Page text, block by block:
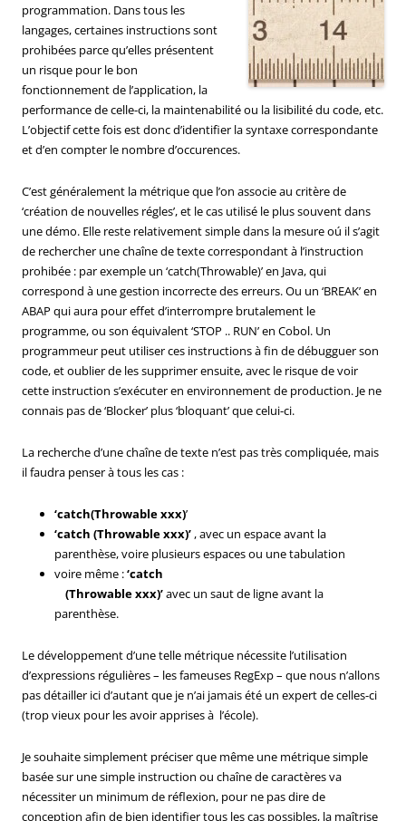
programmation. Dans tous les
langages, certaines instructions sont
prohibées parce qu’elles présentent
un risque pour le bon
fonctionnement de l’application, la
performance de celle-ci, la maintenabilité ou la lisibilité du code, etc.
L’objectif cette fois est donc d’identifier la syntaxe correspondante
et d’en compter le nombre d’occurences.
C’est généralement la métrique que l’on associe au critère de
‘création de nouvelles régles’, et le cas utilisé le plus souvent dans
une démo. Elle reste relativement simple dans la mesure oú il s’agit
de rechercher une chaîne de texte correspondant à l’instruction
prohibée : par exemple un ‘catch(Throwable)’ en Java, qui
correspond à une gestion incorrecte des erreurs. Ou un ‘BREAK’ en
ABAP qui aura pour effet d’interrompre brutalement le
programme, ou son équivalent ‘STOP .. RUN’ en Cobol. Un
programmeur peut utiliser ces instructions à fin de débugguer son
code, et oublier de les supprimer ensuite, avec le risque de voir
cette instruction s’exécuter en environnement de production. Je ne
connais pas de ‘Blocker’ plus ‘bloquant’ que celui-ci.
La recherche d’une chaîne de texte n’est pas très compliquée, mais
il faudra penser à tous les cas :
‘catch(Throwable xxx)’
‘catch (Throwable xxx)’, avec un espace avant la
parenthèse, voire plusieurs espaces ou une tabulation
voire même :‘catch
(Throwable xxx)’avec un saut de ligne avant la
parenthèse.
Le développement d’une telle métrique nécessite l’utilisation
d’expressions régulières – les fameuses RegExp – que nous n’allons
pas détailler ici d’autant que je n’ai jamais été un expert de celles-ci
(trop vieux pour les avoir apprises à l’école).
Je souhaite simplement préciser que même une métrique simple
basée sur une simple instruction ou chaîne de caractères va
nécessiter un minimum de réflexion, pour ne pas dire de
conception afin de bien identifier tous les cas possibles, la maîtrise